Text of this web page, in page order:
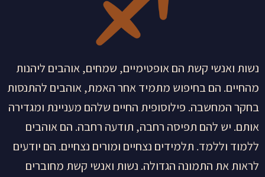
נשות ואנשי קשת הם אופטימיים, שמחים, אוהבים ליהנות
מהחיים. הם בחיפוש מתמיד אחר האמת, אוהבים להתנסות
בחקר המחשבה. פילוסופית החיים שלהם מעניינת ומגדירה
אותם. יש להם תפיסה רחבה, תודעה רחבה. הם אוהבים
ללמוד וללמד. תלמידים נצחיים ומורים נצחיים. הם יודעים
לראות את התמונה הגדולה. נשות ואנשי קשת מחוברים